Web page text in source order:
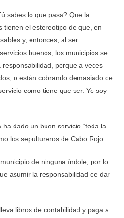
sabes lo que pasa? Que la
tienen el estereotipo de que, en
y, entonces, al ser
buenos, los municipios se
porque a veces
o están cobrando demasiado de
como tiene que ser. Yo soy
dado un buen servicio “toda la
los sepultureros de Cabo Rojo.
de ninguna índole, por lo
asumir la responsabilidad de dar
libros de contabilidad y paga a